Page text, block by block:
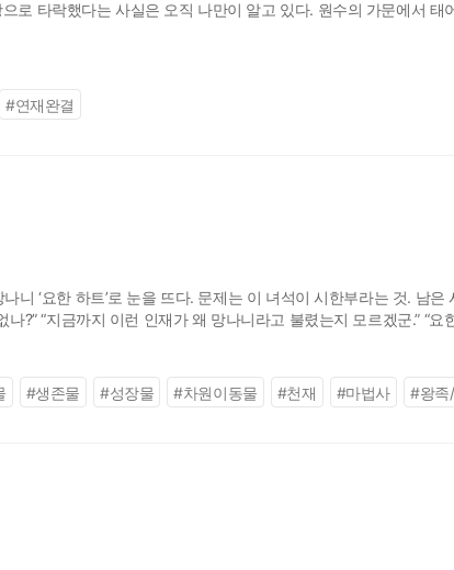
로 타락했다는 사실은 오직 나만이 알고 있다. 원수의 가문에서 태
#연재완결
니 ‘요한 하트’로 눈을 뜨다. 문제는 이 녀석이 시한부라는 것. 남
?” “지금까지 이런 인재가 왜 망나니라고 불렸는지 모르겠군.” “요
에서 벗어나, 그는 과연 살아남을 수 있을까?
#생존물 #성장물 #차원이동물 #천재 #마법사 #왕족